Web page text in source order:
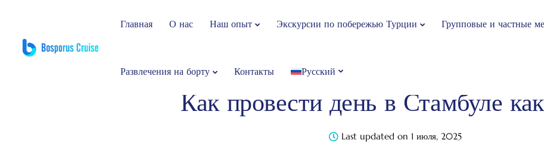
Главная О нас Наш опыт Экскурсии по побережью Турции Групповые и частные
Развлечения на борту Контакты Русский
Bosphorus Dinner Cruise Блог
Как провести день в Стамбуле
Last updated on 1 июля, 2025